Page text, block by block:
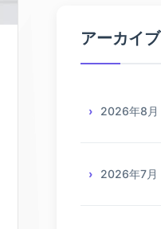
アーカイブ
2026年8月
2026年7月